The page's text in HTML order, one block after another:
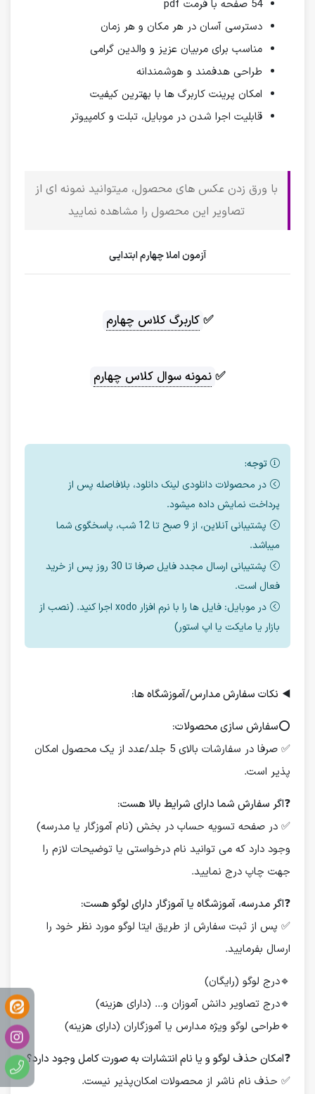
54 صفحه با فرمت pdf
دسترسی آسان در هر مکان و هر زمان
مناسب برای مربیان عزیز و والدین گرامی
طراحی هدفمند و هوشمندانه
امکان پرینت کاربرگ ها با بهترین کیفیت
قابلیت اجرا شدن در موبایل، تبلت و کامپیوتر
با ورق زدن عکس های محصول، میتوانید نمونه ای از
تصاویر این محصول را مشاهده نمایید
آزمون املا چهارم ابتدایی
✅ کاربرگ کلاس چهارم
✅نمونه سوال کلاس چهارم
توجه:
در محصولات دانلودی لینک دانلود، بلافاصله پس از
پرداخت نمایش داده میشود.
پشتیبانی آنلاین، از 9 صبح تا 12 شب، پاسخگوی شما
میباشد.
پشتیبانی ارسال مجدد فایل صرفا تا 30 روز پس از خرید
فعال است.
در موبایل: فایل ها را با نرم افزار xodo اجرا کنید. (نصب از
بازار یا مایکت یا اپ استور)
◀️ نکات سفارش مدارس/آموزشگاه ها:
⭕️سفارش سازی محصولات:
✅ صرفا در سفارشات بالای 5 جلد/عدد از یک محصول امکان
پذیر است.
❓اگر سفارش شما دارای شرایط بالا هست:
✅ در صفحه تسویه حساب در بخش (نام آموزگار یا مدرسه)
وجود دارد که می توانید نام درخواستی یا توضیحات لازم را
جهت چاپ درج نمایید.
❓اگر مدرسه، آموزشگاه یا آموزگار دارای لوگو هست:
✅ پس از ثبت سفارش از طریق ایتا لوگو مورد نظر خود را
ارسال بفرمایید.
🔹درج لوگو (رایگان)
🔹درج تصاویر دانش آموزان و... (دارای هزینه)
🔹طراحی لوگو ویژه مدارس یا آموزگاران (دارای هزینه)
❓امکان حذف لوگو و یا نام انتشارات به صورت کامل وجود دارد؟
✅ حذف نام ناشر از محصولات امکان‌پذیر نیست.